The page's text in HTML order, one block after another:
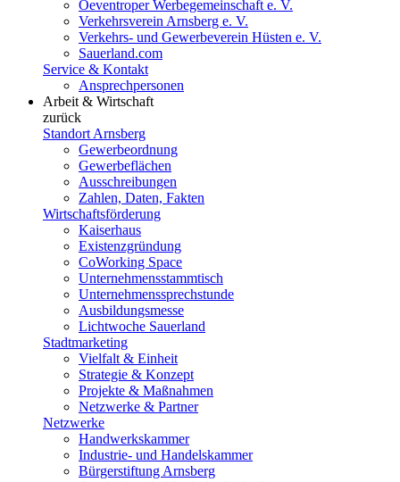
Oeventroper Werbegemeinschaft e. V.
Verkehrsverein Arnsberg e. V.
Verkehrs- und Gewerbeverein Hüsten e. V.
Sauerland.com
Service & Kontakt
Ansprechpersonen
Arbeit & Wirtschaft
zurück
Standort Arnsberg
Gewerbeordnung
Gewerbeflächen
Ausschreibungen
Zahlen, Daten, Fakten
Wirtschaftsförderung
Kaiserhaus
Existenzgründung
CoWorking Space
Unternehmensstammtisch
Unternehmenssprechstunde
Ausbildungsmesse
Lichtwoche Sauerland
Stadtmarketing
Vielfalt & Einheit
Strategie & Konzept
Projekte & Maßnahmen
Netzwerke & Partner
Netzwerke
Handwerkskammer
Industrie- und Handelskammer
Bürgerstiftung Arnsberg